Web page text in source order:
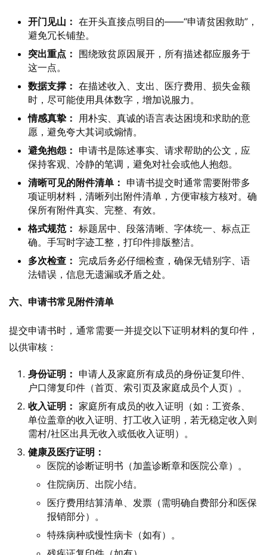
开门见山： 在开头直接点明目的——“申请贫困救助”，
避免冗长铺垫。
突出重点： 围绕致贫原因展开，所有描述都应服务于
这一点。
数据支撑： 在描述收入、支出、医疗费用、损失金额
时，尽可能使用具体数字，增加说服力。
情感真挚： 用朴实、真诚的语言表达困境和求助的意
愿，避免夸大其词或煽情。
避免抱怨： 申请书是陈述事实、请求帮助的公文，应
保持客观、冷静的笔调，避免对社会或他人抱怨。
清晰可见的附件清单： 申请书提交时通常需要附带多
项证明材料，清晰列出附件清单，方便审核方核对。确
保所有附件真实、完整、有效。
格式规范： 标题居中、段落清晰、字体统一、标点正
确。手写时字迹工整，打印件排版整洁。
多次检查： 完成后务必仔细检查，确保无错别字、语
法错误，信息无遗漏或矛盾之处。
六、申请书常见附件清单
提交申请书时，通常需要一并提交以下证明材料的复印件，
以供审核：
身份证明： 申请人及家庭所有成员的身份证复印件、
户口簿复印件（首页、索引页及家庭成员个人页）。
收入证明： 家庭所有成员的收入证明（如：工资条、
单位盖章的收入证明、打工收入证明，若无稳定收入则
需村/社区出具无收入或低收入证明）。
健康及医疗证明：
医院的诊断证明书（加盖诊断章和医院公章）。
住院病历、出院小结。
医疗费用结算清单、发票（需明确自费部分和医保
报销部分）。
特殊病种或慢性病卡（如有）。